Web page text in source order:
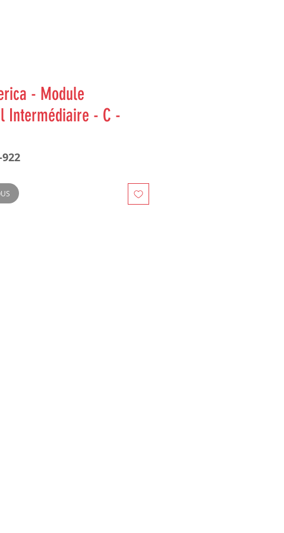
- Module
Intermédiaire - C -
922